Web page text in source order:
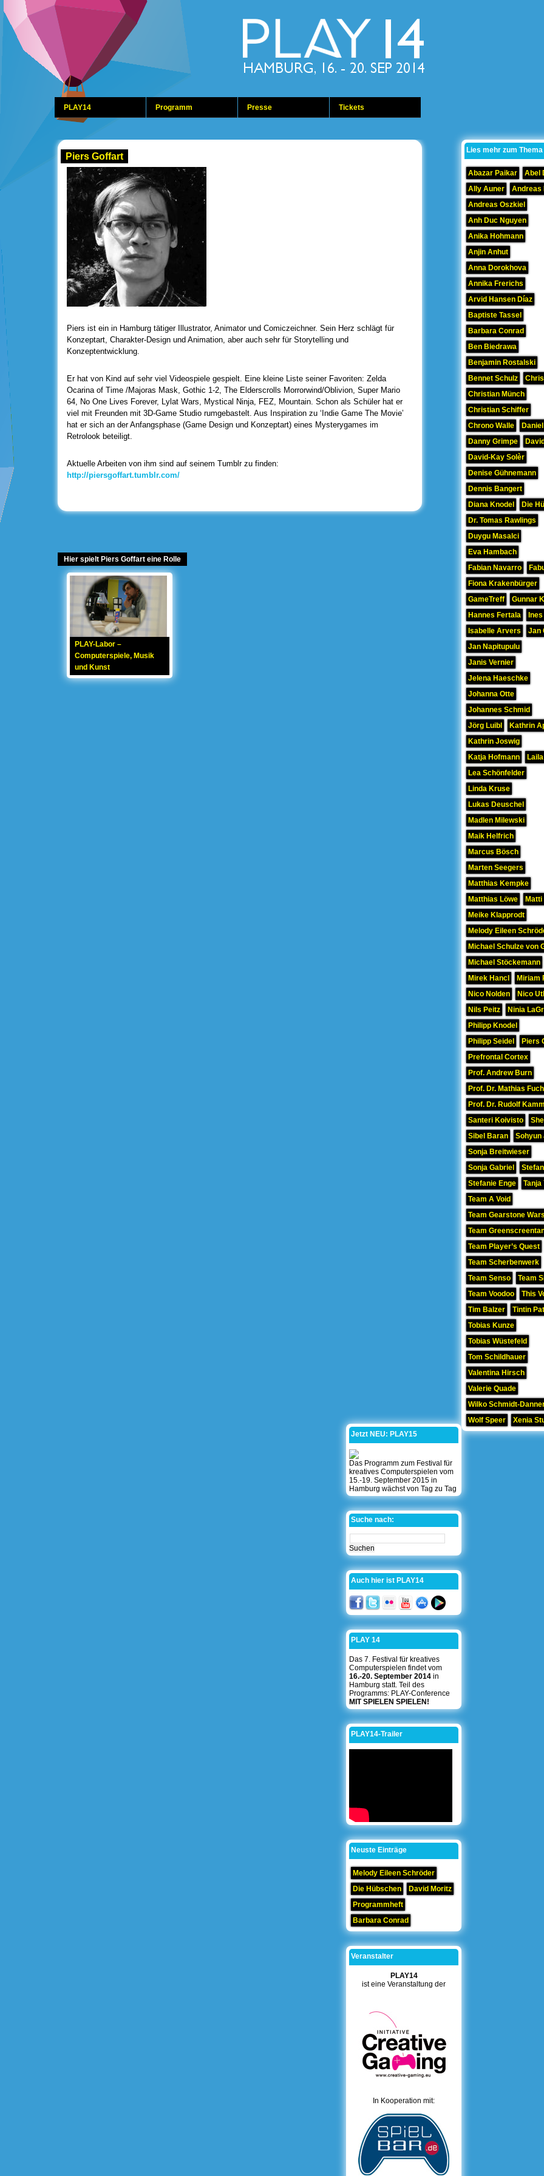
PLAY14 Programm Presse Tickets
Piers Goffart
Piers ist ein in Hamburg tätiger Illustrator, Animator und Comiczeichner. Sein Herz schlägt für
Konzeptart, Charakter-Design und Animation, aber auch sehr für Storytelling und
Konzeptentwicklung.
Er hat von Kind auf sehr viel Videospiele gespielt. Eine kleine Liste seiner Favoriten: Zelda
Ocarina of Time /Majoras Mask, Gothic 1-2, The Elderscrolls Morrorwind/Oblivion, Super Mario
64, No One Lives Forever, Lylat Wars, Mystical Ninja, FEZ, Mountain. Schon als Schüler hat er
viel mit Freunden mit 3D-Game Studio rumgebastelt. Aus Inspiration zu ‘Indie Game The Movie’
hat er sich an der Anfangsphase (Game Design und Konzeptart) eines Mysterygames im
Retrolook beteiligt.
Aktuelle Arbeiten von ihm sind auf seinem Tumblr zu finden:
http://piersgoffart.tumblr.com/
Hier spielt Piers Goffart eine Rolle
PLAY-Labor –
Computerspiele, Musik
und Kunst
Lies mehr zum Thema
Abazar Paikar
Abel
Ally Auner
Andreas
Andreas Oszkiel
Anh Duc Nguyen
Anika Hohmann
Anjin Anhut
Anna Dorokhova
Annika Frerichs
Arvid Hansen Díaz
Baptiste Tassel
Barbara Conrad
Ben Biedrawa
Benjamin Rostalski
Bennet Schulz
Christian Münch
Christian Schiffer
Chrono Walle
Danny Grimpe
David-Kay Solèr
Denise Gühnemann
Dennis Bangert
Diana Knodel
Die
Dr. Tomas Rawlings
Duygu Masalci
Eva Hambach
Fabian Navarro
Fiona Krakenbürger
GameTreff
Gunnar
Hannes Fertala
Isabelle Arvers
Jan
Jan Napitupulu
Janis Vernier
Jelena Haeschke
Johanna Otte
Johannes Schmid
Jörg Luibl
Kathrin
Kathrin Joswig
Katja Hofmann
Lea Schönfelder
Linda Kruse
Lukas Deuschel
Madlen Milewski
Maik Helfrich
Marcus Bösch
Marten Seegers
Matthias Kempke
Matthias Löwe
Matti
Meike Klapprodt
Melody Eileen
Michael Schulze von
Michael Stöckemann
Mirek Hancl
Miriam
Nico Nolden
Nico
Nils Peitz
Ninia
Philipp Knodel
Philipp Seidel
Piers
Prefrontal Cortex
Prof. Andrew Burn
Prof. Dr. Mathias
Prof. Dr. Rudolf
Santeri Koivisto
Sibel Baran
Sohyun
Sonja Breitwieser
Sonja Gabriel
Stefanie Enge
Tanja
Team A Void
Team Gearstone Wars
Team
Team Player’s Quest
Team Scherbenwerk
Team Senso
Team
Team Voodoo
This
Tim Balzer
Tintin
Tobias Kunze
Tobias Wüstefeld
Tom Schildhauer
Valentina Hirsch
Valerie Quade
Wilko Schmidt-
Wolf Speer
Xenia
Jetzt NEU: PLAY15
Das Programm zum Festival für
kreatives Computerspielen vom
15.-19. September 2015 in
Hamburg wächst von Tag zu Tag
Suche nach:
Auch hier ist PLAY14
PLAY 14
Das 7. Festival für kreatives
Computerspielen findet vom
16.-20. September 2014 in
Hamburg statt. Teil des
Programms: PLAY-Conference
MIT SPIELEN SPIELEN!
PLAY14-Trailer
Neuste Einträge
Melody Eileen Schröder
Die Hübschen
David Moritz
Programmheft
Barbara Conrad
Veranstalter
PLAY14
ist eine Veranstaltung der
In Kooperation mit: